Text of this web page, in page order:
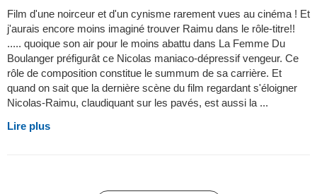
Film d'une noirceur et d'un cynisme rarement vues au cinéma ! Et
j'aurais encore moins imaginé trouver Raimu dans le rôle-titre!!
..... quoique son air pour le moins abattu dans La Femme Du
Boulanger préfigurât ce Nicolas maniaco-dépressif vengeur. Ce
rôle de composition constitue le summum de sa carrière. Et
quand on sait que la dernière scène du film regardant s'éloigner
Nicolas-Raimu, claudiquant sur les pavés, est aussi la ...
Lire plus